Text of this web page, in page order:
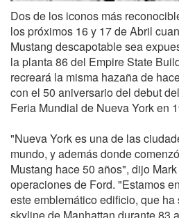
Dos de los iconos más
los próximos 16 y 17 de Abril
Mustang descapotable sea
la planta 86 del Empire State
recreará la misma hazaña de
con el 50 aniversario del debut
Feria Mundial de Nueva York en
"Nueva York es una de las
mundo, y además donde
Mustang hace 50 años", dijo
operaciones de Ford. "Estamos
este emblemático edificio, que
skyline de Manhattan durante 83